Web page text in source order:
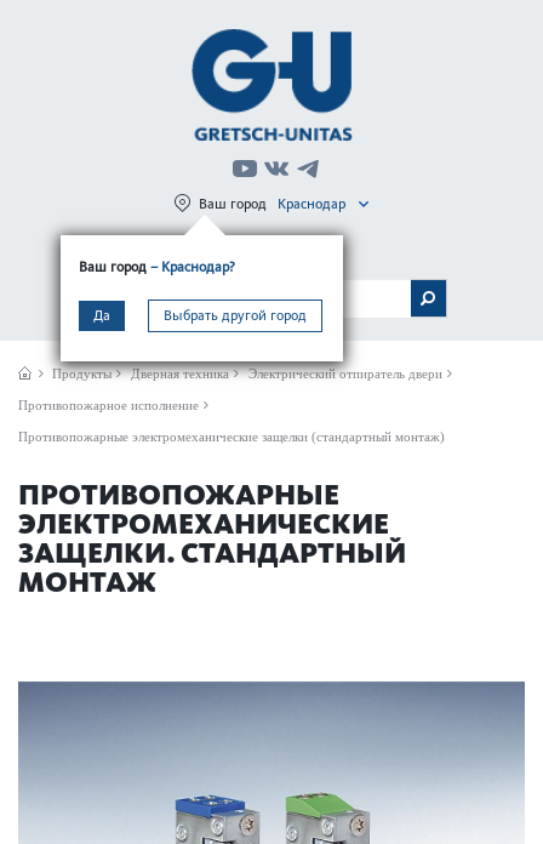
Ваш город – Краснодар?
Да Выбрать другой город
Ваш город Краснодар
МЕНЮ
Продукты Дверная техника Электрический отпиратель двери
Противопожарное исполнение
Противопожарные электромеханические защелки (стандартный монтаж)
ПРОТИВОПОЖАРНЫЕ
ЭЛЕКТРОМЕХАНИЧЕСКИЕ
ЗАЩЕЛКИ. СТАНДАРТНЫЙ
МОНТАЖ